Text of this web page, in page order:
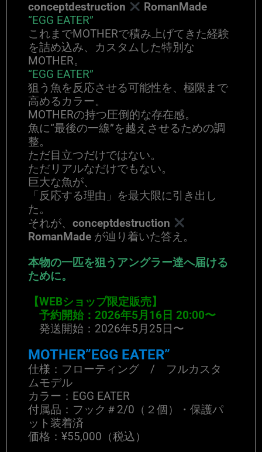
conceptdestruction
RomanMade
“EGG EATER”
これまでMOTHERで積み上げてきた経験
を詰め込み、カスタムした特別な
MOTHER。
“EGG EATER”
狙う魚を反応させる可能性を、極限まで
高めるカラー。
MOTHERの持つ圧倒的な存在感。
魚に“最後の一線”を越えさせるための調
整。
ただ目立つだけではない。
ただリアルなだけでもない。
巨大な魚が、
「反応する理由」を最大限に引き出し
た。
それが、 conceptdestruction
RomanMadeが辿り着いた答え。
本物の一匹を狙うアングラー達へ届ける
ために。
【WEBショップ限定販売】
予約開始：2026年5月16日 20:00〜
発送開始：2026年5月25日〜
MOTHER”EGG EATER”
仕様：フローティング / フルカスタ
ムモデル
カラー：EGG EATER
付属品：フック＃2/0（２個）・保護パ
ット装着済
価格：¥55,000（税込）